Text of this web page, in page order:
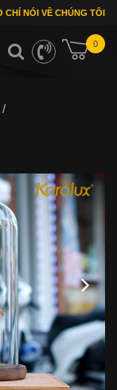
CHÍ NÓI VỀ CHÚNG TÔI
0
/